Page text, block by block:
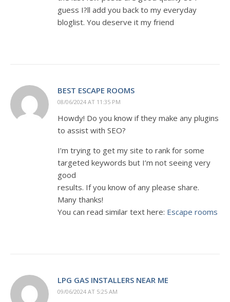
guess I?ll add you back to my everyday
bloglist. You deserve it my friend
BEST ESCAPE ROOMS
08/06/2024 AT 11:35 PM
Howdy! Do you know if they make any plugins
to assist with SEO?
I’m trying to get my site to rank for some
targeted keywords but I’m not seeing very
good
results. If you know of any please share.
Many thanks!
You can read similar text here: Escape rooms
LPG GAS INSTALLERS NEAR ME
09/06/2024 AT 5:25 AM